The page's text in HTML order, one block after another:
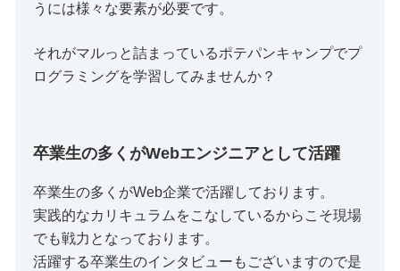
うには様々な要素が必要です。
それがマルっと詰まっているポテパンキャンプでプ
ログラミングを学習してみませんか？
卒業生の多くがWebエンジニアとして活躍
卒業生の多くがWeb企業で活躍しております。
実践的なカリキュラムをこなしているからこそ現場
でも戦力となっております。
活躍する卒業生のインタビューもございますので是